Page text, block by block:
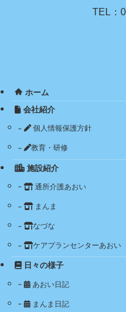
TEL：
ホーム
会社紹介
個人情報保護方針
教育・研修
施設紹介
通所介護あおい
まんま
なづな
ケアプランセンターあおい
日々の様子
あおい日記
まんま日記